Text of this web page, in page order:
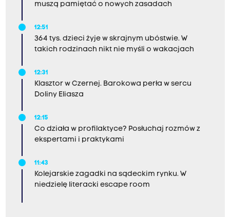
muszą pamiętać o nowych zasadach
12:51
364 tys. dzieci żyje w skrajnym ubóstwie. W
takich rodzinach nikt nie myśli o wakacjach
12:31
Klasztor w Czernej. Barokowa perła w sercu
Doliny Eliasza
12:15
Co działa w profilaktyce? Posłuchaj rozmów z
ekspertami i praktykami
11:43
Kolejarskie zagadki na sądeckim rynku. W
niedzielę literacki escape room